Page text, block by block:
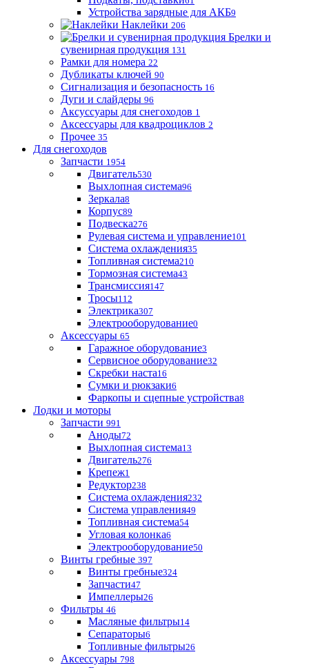
Устройства зарядные для АКБ9
Наклейки 206
Брелки и
сувенирная продукция 131
Рамки для номера 22
Дубликаты ключей 90
Сигнализация и безопасность 16
Дуги и слайдеры 96
Аксуссуары для снегоходов 1
Аксессуары для квадроциклов 2
Прочее 35
Для снегоходов
Запчасти 1954
Двигатель530
Выхлопная система96
Зеркала8
Корпус89
Подвеска276
Рулевая система и управление101
Система охлаждения35
Топливная система210
Тормозная система43
Трансмиссия147
Тросы112
Электрика307
Электрооборудование0
Аксессуары 65
Гаражное оборудование3
Сервисное оборудование32
Скребки наста16
Сумки и рюкзаки6
Фаркопы и сцепные устройства8
Лодки и моторы
Запчасти 991
Аноды72
Выхлопная система13
Двигатель276
Крепеж1
Редуктор238
Система охлаждения232
Система управления49
Топливная система54
Угловая колонка6
Электрооборудование50
Винты гребные 397
Винты гребные324
Запчасти47
Импеллеры26
Фильтры 46
Масляные фильтры14
Сепараторы6
Топливные фильтры26
Аксессуары 798